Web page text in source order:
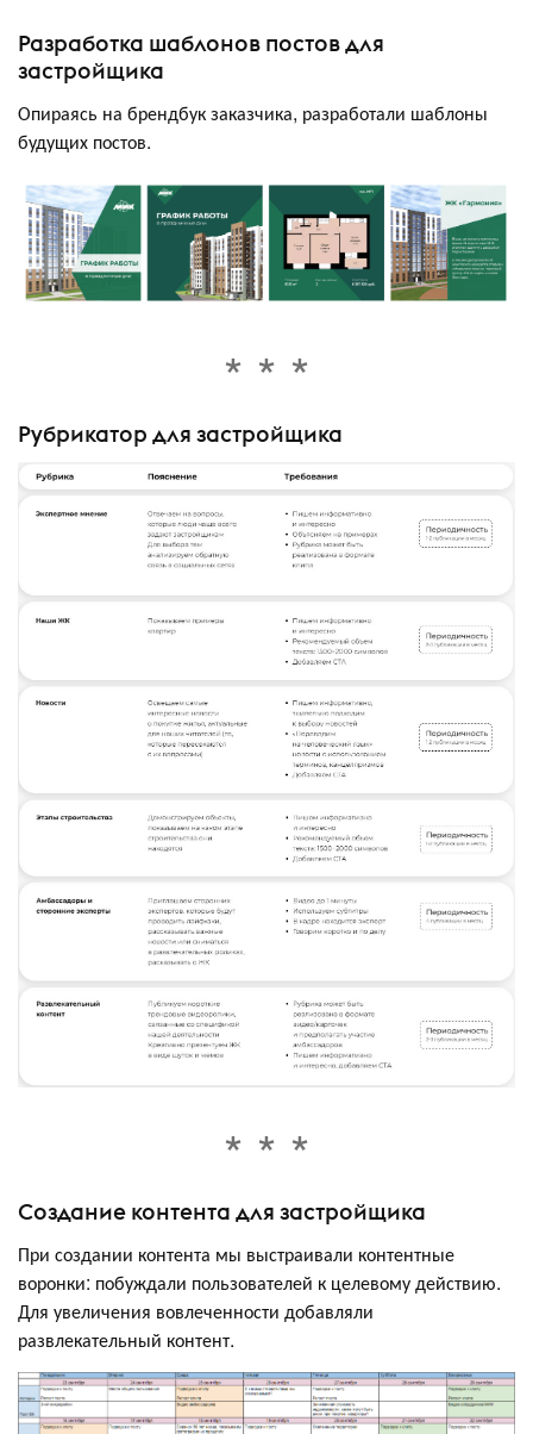
Разработка шаблонов постов для
застройщика
Опираясь на брендбук заказчика, разработали шаблоны
будущих постов.
Рубрикатор для застройщика
Создание контента для застройщика
При создании контента мы выстраивали контентные
воронки: побуждали пользователей к целевому действию.
Для увеличения вовлеченности добавляли
развлекательный контент.